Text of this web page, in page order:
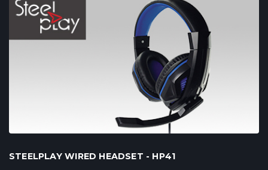
STEELPLAY WIRED HEADSET - HP41